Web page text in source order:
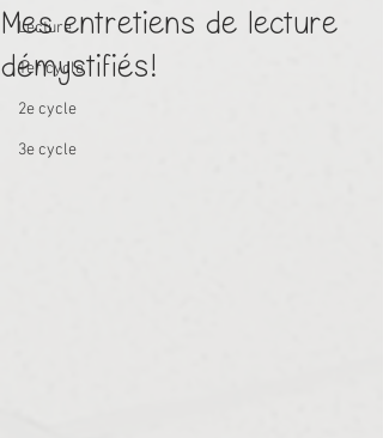
Lecture
1er cycle
2e cycle
3e cycle
Mes entretiens de lecture
démystifiés!